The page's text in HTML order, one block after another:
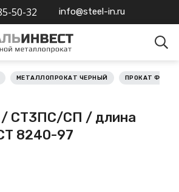
50-32 info@steel-in.ru
МЕТАЛЛОПРОКАТ ЧЕРНЫЙ ПРОКАТ
/ СТ3ПС/СП / длина
8240-97